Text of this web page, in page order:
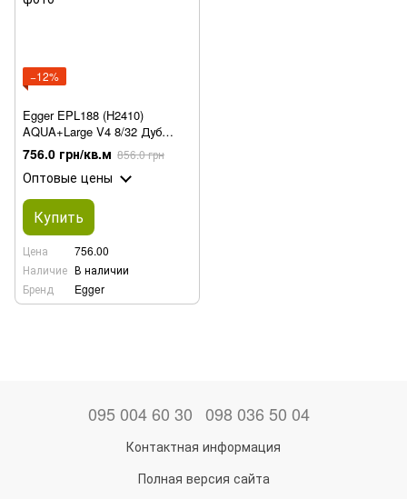
−12%
Egger EPL188 (H2410)
AQUA+Large V4 8/32 Дуб
Азгил винтаж, ламинат
756.0 грн/кв.м 856.0 грн
Оптовые цены
Купить
Цена
756.00
Наличие В наличии
Бренд
Egger
095 004 60 30 098 036 50 04
Контактная информация
Полная версия сайта